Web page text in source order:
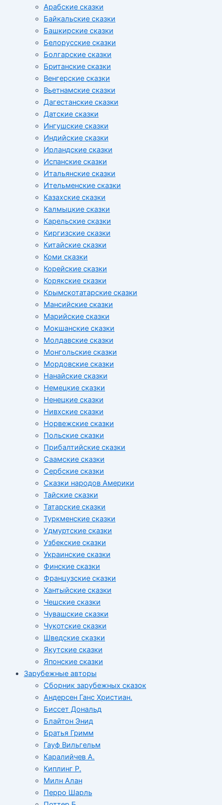
Арабские сказки
Байкальские сказки
Башкирские сказки
Белорусские сказки
Болгарские сказки
Британские сказки
Венгерские сказки
Вьетнамские сказки
Дагестанские сказки
Датские сказки
Ингушские сказки
Индийские сказки
Ирландские сказки
Испанские сказки
Итальянские сказки
Ительменские сказки
Казахские сказки
Калмыцкие сказки
Карельские сказки
Киргизские сказки
Китайские сказки
Коми сказки
Корейские сказки
Корякские сказки
Крымскотатарские сказки
Мансийские сказки
Марийские сказки
Мокшанские сказки
Молдавские сказки
Монгольские сказки
Мордовские сказки
Нанайские сказки
Немецкие сказки
Ненецкие сказки
Нивхские сказки
Норвежские сказки
Польские сказки
Прибалтийские сказки
Cаамские сказки
Сербские сказки
Сказки народов Америки
Тайские сказки
Татарские сказки
Туркменские сказки
Удмуртские сказки
Узбекские сказки
Украинские сказки
Финские сказки
Французские сказки
Хантыйские сказки
Чешские сказки
Чувашские сказки
Чукотские сказки
Шведские сказки
Якутские сказки
Японские сказки
Зарубежные авторы
Сборник зарубежных сказок
Андерсен Ганс Христиан.
Биссет Дональд
Блайтон Энид
Братья Гримм
Гауф Вильгельм
Каралийчев А.
Киплинг Р.
Милн Алан
Перро Шарль